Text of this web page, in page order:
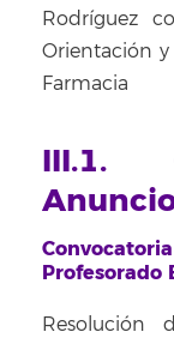
Rodríguez
Orientación
Farmacia
III.1.
Profesorado
Resolución